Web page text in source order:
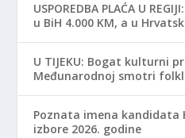
USPOREDBA PLAĆA U
u BiH 4.000 KM, a u
​U TIJEKU: Bogat kulturni
Međunarodnoj smotri
Poznata imena kandidata
izbore 2026. godine